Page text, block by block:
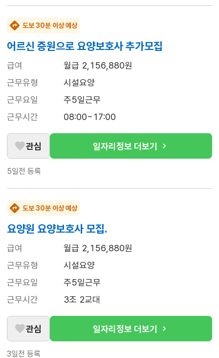
도보 30분 이상 예상
어르신 증원으로 요양보호사 추가모집
급여
월급 2,156,880원
근무유형
시설요양
근무요일
주5일근무
근무시간
08:00~17:00
관심 일자리정보 더보기
5일전 등록
도보 30분 이상 예상
요양원 요양보호사 모집.
급여
월급 2,156,880원
근무유형
시설요양
근무요일
주5일근무
근무시간
3조 2교대
관심 일자리정보 더보기
3일전 등록